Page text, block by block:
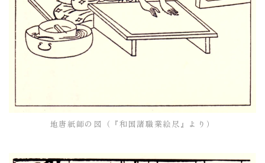
地唐紙師の図（『和国諸職業絵尽』より）